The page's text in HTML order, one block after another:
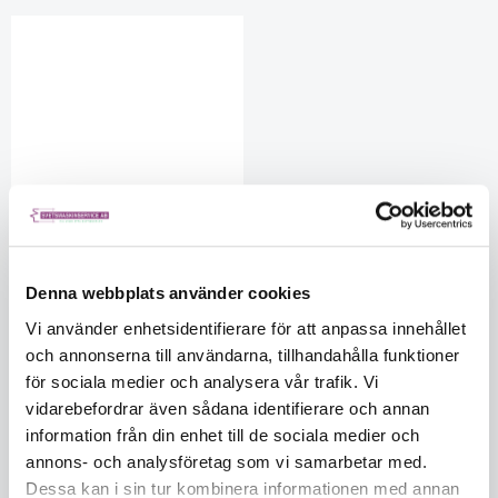
Denna webbplats använder cookies
Vi använder enhetsidentifierare för att anpassa innehållet
och annonserna till användarna, tillhandahålla funktioner
för sociala medier och analysera vår trafik. Vi
vidarebefordrar även sådana identifierare och annan
information från din enhet till de sociala medier och
annons- och analysföretag som vi samarbetar med.
Dessa kan i sin tur kombinera informationen med annan
Termokontakt, motor 85GR
FUSFTB85
Ej i lager
5561905729
140